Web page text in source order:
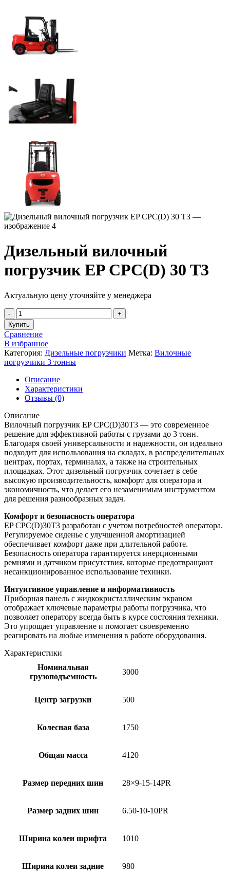
Дизельный вилочный
погрузчик EP CPC(D) 30 T3
Актуальную цену уточняйте у менеджера
Купить
Сравнение
В избранное
Категория: Дизельные погрузчики Метка: Вилочные
погрузчики 3 тонны
Описание
Характеристики
Отзывы (0)
Описание
Вилочный погрузчик EP CPC(D)30T3 — это современное
решение для эффективной работы с грузами до 3 тонн.
Благодаря своей универсальности и надежности, он идеально
подходит для использования на складах, в распределительных
центрах, портах, терминалах, а также на строительных
площадках. Этот дизельный погрузчик сочетает в себе
высокую производительность, комфорт для оператора и
экономичность, что делает его незаменимым инструментом
для решения разнообразных задач.
Комфорт и безопасность оператора
EP CPC(D)30T3 разработан с учетом потребностей оператора.
Регулируемое сиденье с улучшенной амортизацией
обеспечивает комфорт даже при длительной работе.
Безопасность оператора гарантируется инерционными
ремнями и датчиком присутствия, которые предотвращают
несанкционированное использование техники.
Интуитивное управление и информативность
Приборная панель с жидкокристаллическим экраном
отображает ключевые параметры работы погрузчика, что
позволяет оператору всегда быть в курсе состояния техники.
Это упрощает управление и помогает своевременно
реагировать на любые изменения в работе оборудования.
Характеристики
Номинальная
грузоподъемность
3000
Центр загрузки 500
Колесная база 1750
Общая масса 4120
Размер передних шин 28×9-15-14PR
Размер задних шин 6.50-10-10PR
Ширина колеи шрифта 1010
Ширина колеи задние 980